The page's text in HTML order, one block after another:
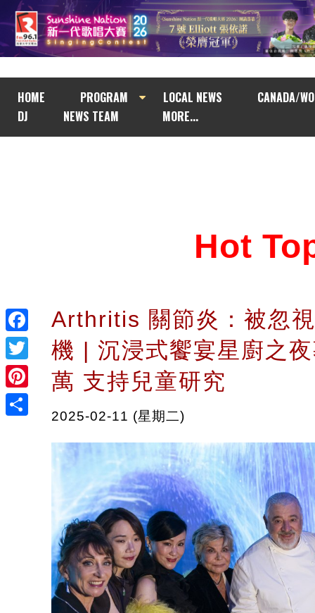
HOME PROGRAM LOCAL NEWS
CANADA/
DJ
NEWS TEAM MORE...
Facebook
Twitter
Pinterest
Hot
Arthritis 關節炎：被忽
機 | 沉浸式饗宴星廚之
萬 支持兒童研究
2025-02-11 (星期二)